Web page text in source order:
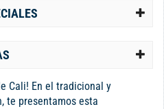
Cali! En el tradicional y
te presentamos esta